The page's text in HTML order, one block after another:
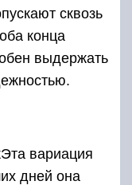
сквозь
конца
выдержать
вариация
дней она